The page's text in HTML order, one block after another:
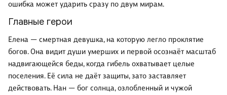
ошибка может ударить сразу по двум мирам.
Главные герои
Елена — смертная девушка, на которую легло проклятие
богов. Она видит души умерших и первой осознаёт масштаб
надвигающейся беды, когда гибель охватывает целые
поселения. Её сила не даёт защиты, зато заставляет
действовать. Нан — бог солнца, озлобленный и чужой